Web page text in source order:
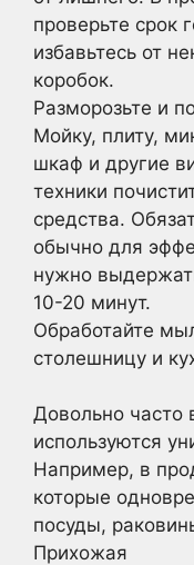
проверьте срок
избавьтесь от
коробок.
Разморозьте и
Мойку, плиту,
шкаф и другие
техники
средства.
обычно для
нужно
10-20 минут.
Обработайте
столешницу и
Довольно часто
используются
Например, в
которые
посуды,
Прихожая